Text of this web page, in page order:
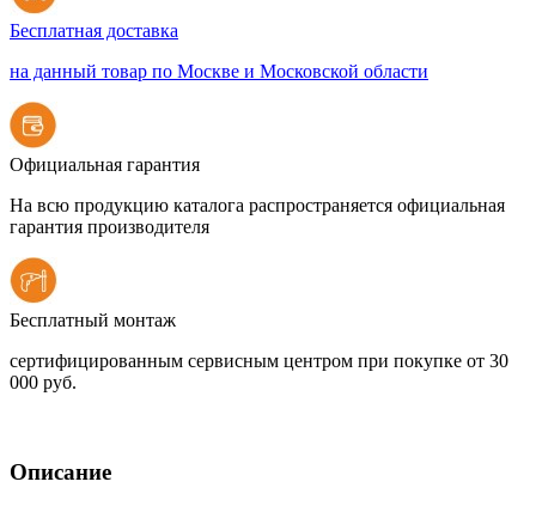
Бесплатная доставка
на данный товар по Москве и Московской области
Официальная гарантия
На всю продукцию каталога распространяется официальная
гарантия производителя
Бесплатный монтаж
сертифицированным сервисным центром при покупке от 30
000 руб.
Описание